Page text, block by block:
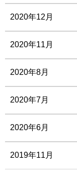
2020年12月
2020年11月
2020年8月
2020年7月
2020年6月
2019年11月